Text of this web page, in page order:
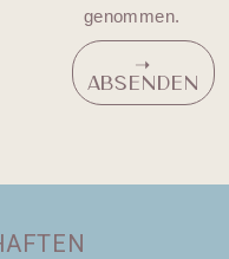
genommen.
➝
ABSENDEN